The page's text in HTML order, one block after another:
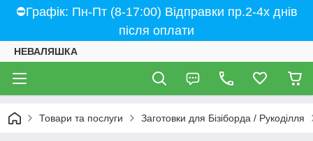
⛔Графік: Пн-Пт (8-17:00) Відправки пр.2-4х днів
після оплати
НЕВАЛЯШКА
Товари та послуги Заготовки для Бізіборда / Рукоділля